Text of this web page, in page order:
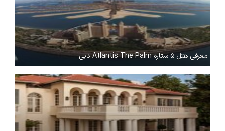
معرفی هتل ۵ ستاره Atlantis The Palm دبی